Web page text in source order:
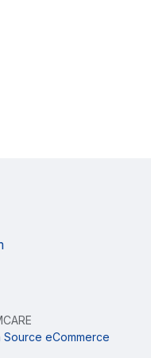
Source eCommerce